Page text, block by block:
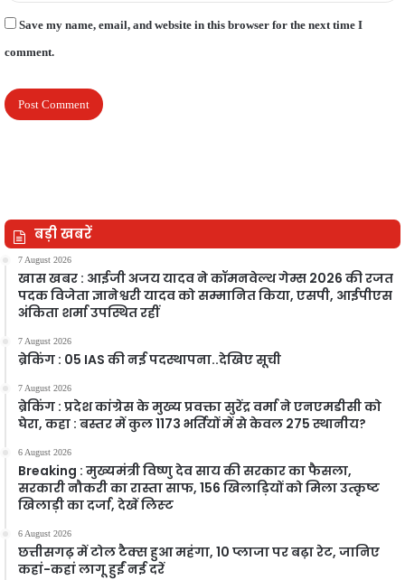
Save my name, email, and website in this browser for the next time I
comment.
बड़ी खबरें
7 August 2026
खास खबर : आईजी अजय यादव ने कॉमनवेल्थ गेम्स 2026 की रजत
पदक विजेता ज्ञानेश्वरी यादव को सम्मानित किया, एसपी, आईपीएस
अंकिता शर्मा उपस्थित रहीं
7 August 2026
ब्रेकिंग : 05 IAS की नई पदस्थापना..देखिए सूची
7 August 2026
ब्रेकिंग : प्रदेश कांग्रेस के मुख्य प्रवक्ता सुरेंद्र वर्मा ने एनएमडीसी को
घेरा, कहा : बस्तर में कुल 1173 भर्तियों में से केवल 275 स्थानीय?
6 August 2026
Breaking : मुख्यमंत्री विष्णु देव साय की सरकार का फैसला,
सरकारी नौकरी का रास्ता साफ, 156 खिलाड़ियों को मिला उत्कृष्ट
खिलाड़ी का दर्जा, देखें लिस्‍ट
6 August 2026
छत्तीसगढ़ में टोल टैक्स हुआ महंगा, 10 प्लाजा पर बढ़ा रेट, जानिए
कहां-कहां लागू हुईं नई दरें